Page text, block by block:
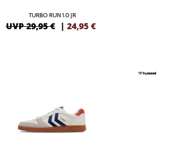
TURBO RUN 1.0 JR
UVP 29,95 € | 24,95 €